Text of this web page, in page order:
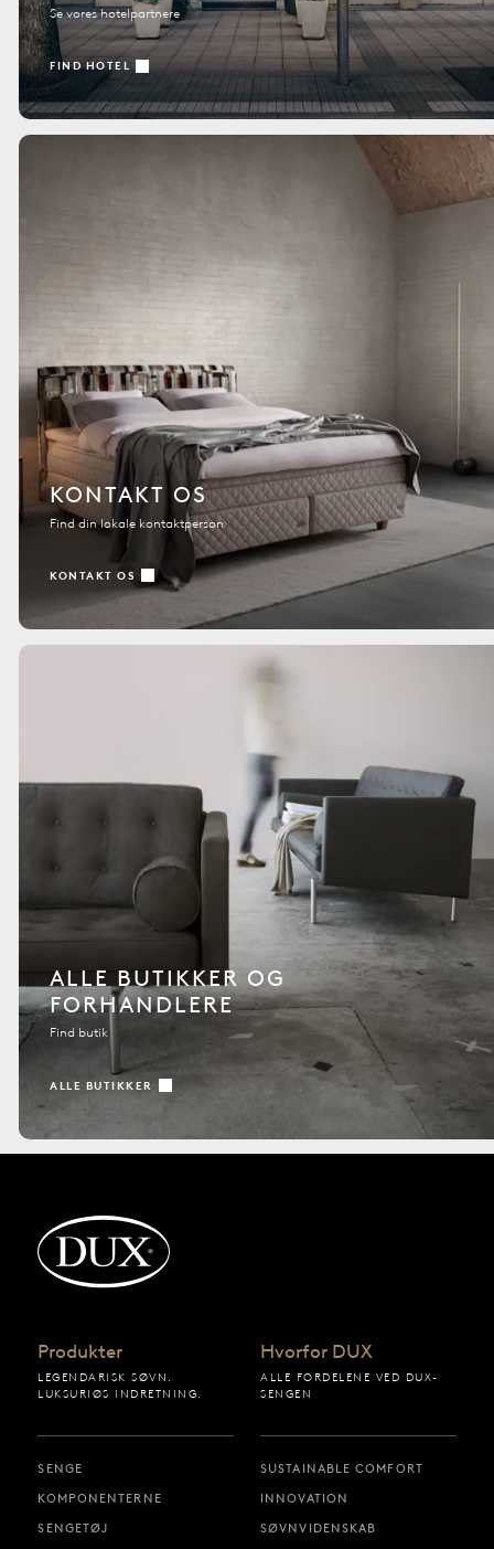
Se vores hotelpartnere
FIND HOTEL
KONTAKT OS
Find din lokale kontaktperson
KONTAKT OS
ALLE BUTIKKER OG
FORHANDLERE
Find butik
ALLE BUTIKKER
Produkter
LEGENDARISK SØVN.
LUKSURIØS INDRETNING.
SENGE
KOMPONENTERNE
SENGETØJ
Hvorfor DUX
ALLE FORDELENE VED DUX-
SENGEN
SUSTAINABLE COMFORT
INNOVATION
SØVNVIDENSKAB